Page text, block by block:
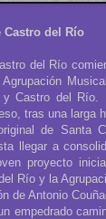
Castro del Río
del Río
Castro del Río.
tras una larga
de Santa
llegar a
proyecto
Río y la
de Antonio
empedrado